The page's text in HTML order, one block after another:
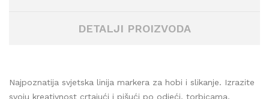
DETALJI PROIZVODA
Najpoznatija svjetska linija markera za hobi i slikanje. Izrazite
svoju kreativnost crtajući i pišući po odjeći, torbicama,